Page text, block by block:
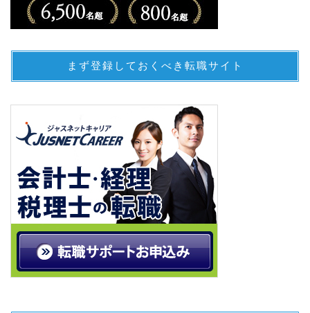
まず登録しておくべき転職サイト